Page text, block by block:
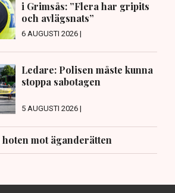
i Grimsås: ”Flera har gripits
och avlägsnats”
6 AUGUSTI 2026 |
Ledare: Polisen måste kunna
stoppa sabotagen
5 AUGUSTI 2026 |
hoten mot äganderätten